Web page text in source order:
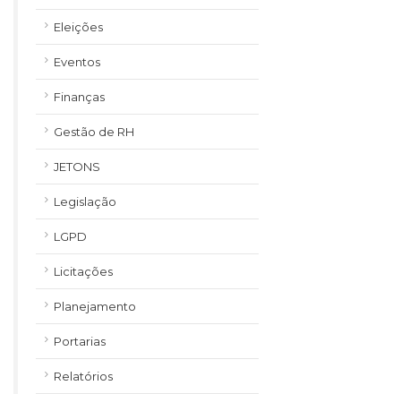
Eleições
Eventos
Finanças
Gestão de RH
JETONS
Legislação
LGPD
Licitações
Planejamento
Portarias
Relatórios